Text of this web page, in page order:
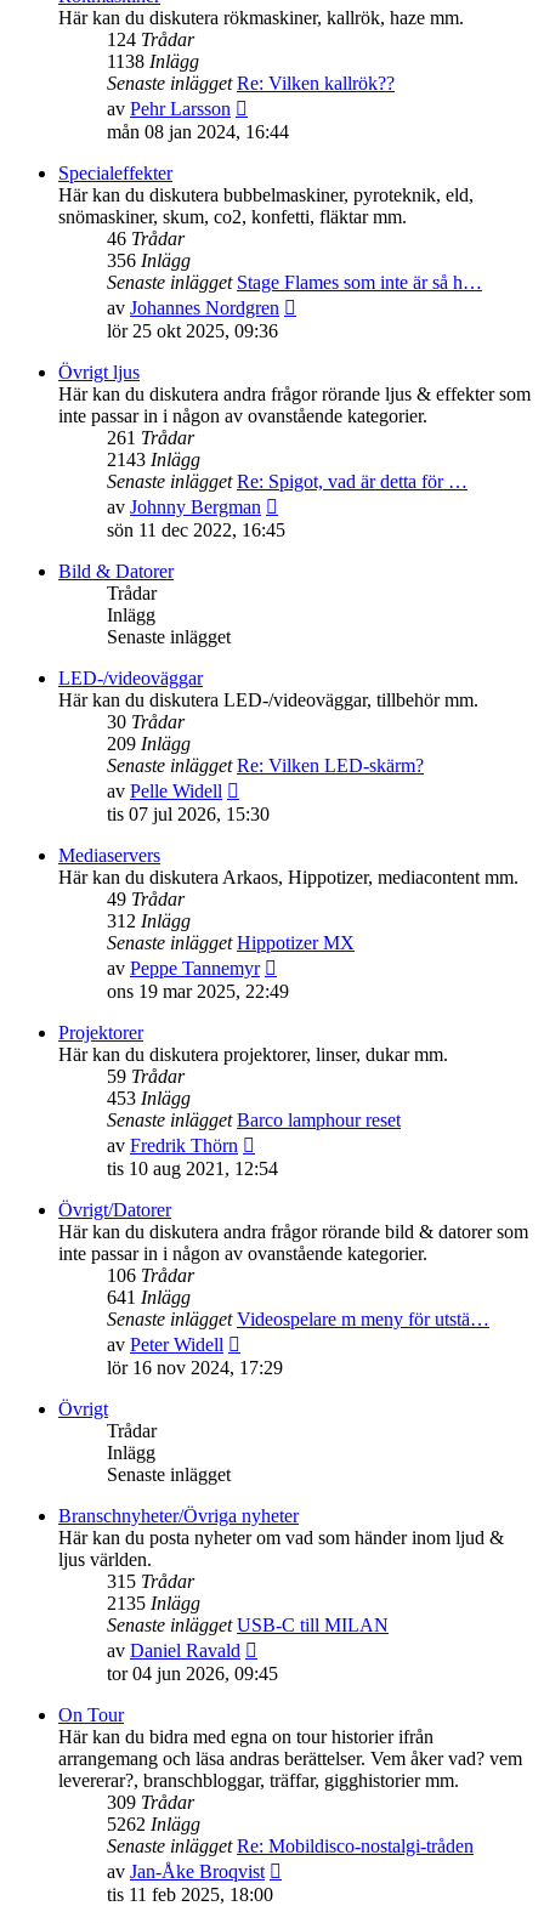
inlägget
Här kan du diskutera rökmaskiner, kallrök, haze mm.
124 Trådar
1138 Inlägg
Senaste inlägget Re: Vilken kallrök??
av Pehr Larsson
till
inlägget
mån 08 jan 2024, 16:44
Specialeffekter
Här kan du diskutera bubbelmaskiner, pyroteknik, eld,
snömaskiner, skum, co2, konfetti, fläktar mm.
46 Trådar
356 Inlägg
Senaste inlägget Stage Flames som inte är så h…
av Johannes Nordgren
inlägget
lör 25 okt 2025, 09:36
Övrigt ljus
Här kan du diskutera andra frågor rörande ljus & effekter som
inte passar in i någon av ovanstående kategorier.
261 Trådar
2143 Inlägg
Senaste inlägget Re: Spigot, vad är detta för …
av Johnny Bergman
till
sön 11 dec 2022, 16:45
Bild & Datorer
Trådar
Inlägg
Senaste inlägget
LED-/videoväggar
Här kan du diskutera LED-/videoväggar, tillbehör mm.
30 Trådar
209 Inlägg
Senaste inlägget Re: Vilken LED-skärm?
av Pelle Widell
till
inlägget
tis 07 jul 2026, 15:30
Mediaservers
Här kan du diskutera Arkaos, Hippotizer, mediacontent mm.
49 Trådar
312 Inlägg
Senaste inlägget Hippotizer MX
av Peppe Tannemyr
till
inlägget
ons 19 mar 2025, 22:49
Projektorer
Här kan du diskutera projektorer, linser, dukar mm.
59 Trådar
453 Inlägg
Senaste inlägget Barco lamphour reset
av Fredrik Thörn
till
inlägget
tis 10 aug 2021, 12:54
Övrigt/Datorer
Här kan du diskutera andra frågor rörande bild & datorer som
inte passar in i någon av ovanstående kategorier.
106 Trådar
641 Inlägg
Senaste inlägget Videospelare m meny för utstä…
av Peter Widell
till
lör 16 nov 2024, 17:29
Övrigt
Trådar
Inlägg
Senaste inlägget
Branschnyheter/Övriga nyheter
Här kan du posta nyheter om vad som händer inom ljud &
ljus världen.
315 Trådar
2135 Inlägg
Senaste inlägget USB-C till MILAN
av Daniel Ravald
till
inlägget
tor 04 jun 2026, 09:45
On Tour
Här kan du bidra med egna on tour historier ifrån
arrangemang och läsa andras berättelser. Vem åker vad? vem
levererar?, branschbloggar, träffar, gigghistorier mm.
309 Trådar
5262 Inlägg
Senaste inlägget Re: Mobildisco-nostalgi-tråden
av Jan-Åke Broqvist
tis 11 feb 2025, 18:00